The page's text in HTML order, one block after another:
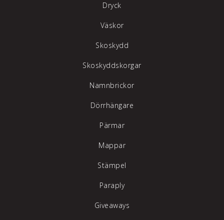
Dryck
Väskor
Skoskydd
Skoskyddskorgar
Namnbrickor
Dörrhängare
Pärmar
Mappar
Stämpel
Paraply
Giveaways